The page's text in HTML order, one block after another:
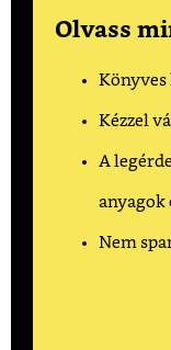
Olvass
Könyves
Kézzel
A
anyagok
Nem